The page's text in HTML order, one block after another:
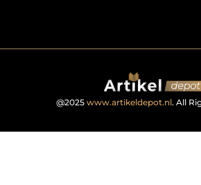
@2025 www.artikeldepot.nl. All